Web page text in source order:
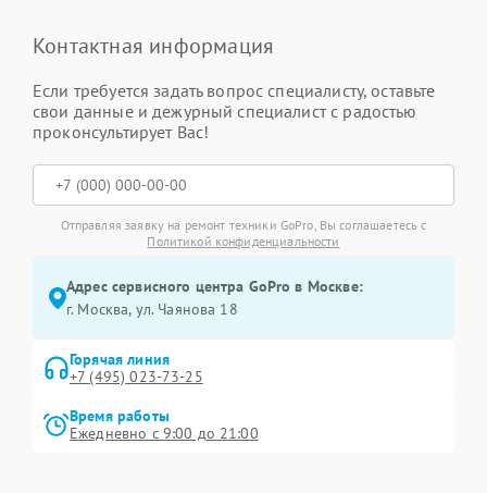
Контактная информация
Если требуется задать вопрос специалисту, оставьте
свои данные и дежурный специалист с радостью
проконсультирует Вас!
Отправляя заявку на ремонт техники GoPro, Вы соглашаетесь с
Политикой конфиденциальности
Адрес сервисного центра GoPro в Москве:
г. Москва, ул. Чаянова 18
Горячая линия
+7 (495) 023-73-25
Время работы
Ежедневно с 9:00 до 21:00